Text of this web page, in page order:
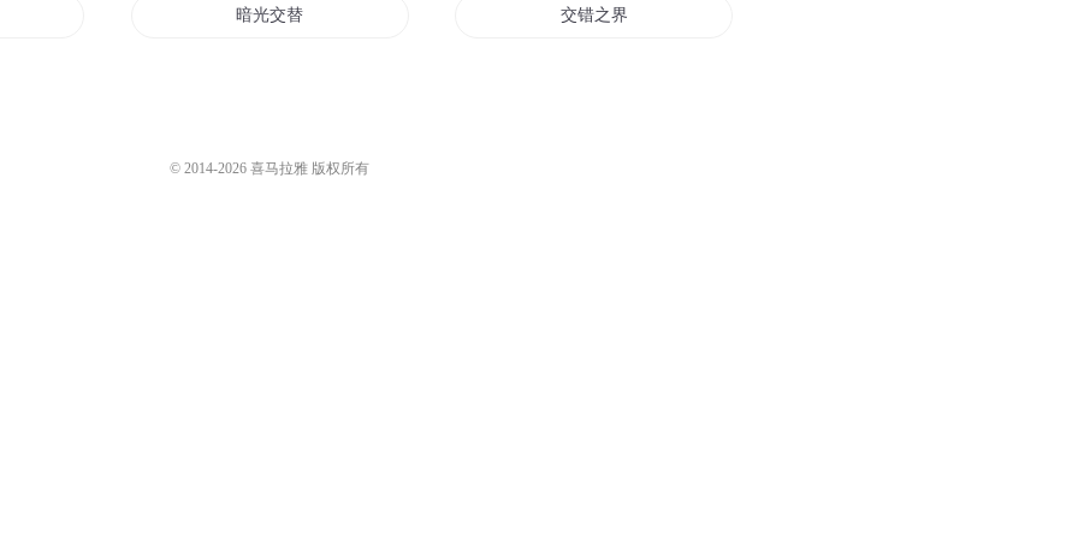
暗光交替 交错之界
© 2014-2026 喜马拉雅 版权所有